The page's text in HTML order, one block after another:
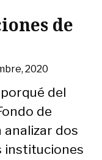
de
2020
del
de
analizar dos
instituciones